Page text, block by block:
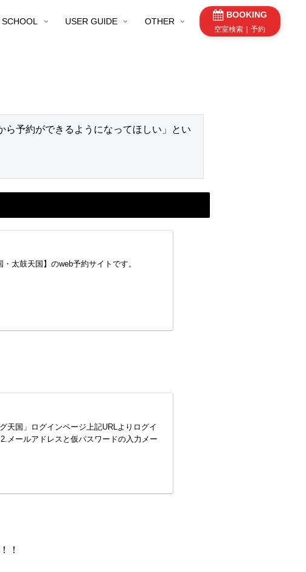
SCHOOL USER GUIDE OTHER
BOOKING
空室検索｜予約
予約ができるようになってほしい」とい
太鼓天国】のweb予約サイトです。
天国」ログインページ上記URLよりログイ
メールアドレスと仮パスワードの入力メー
！